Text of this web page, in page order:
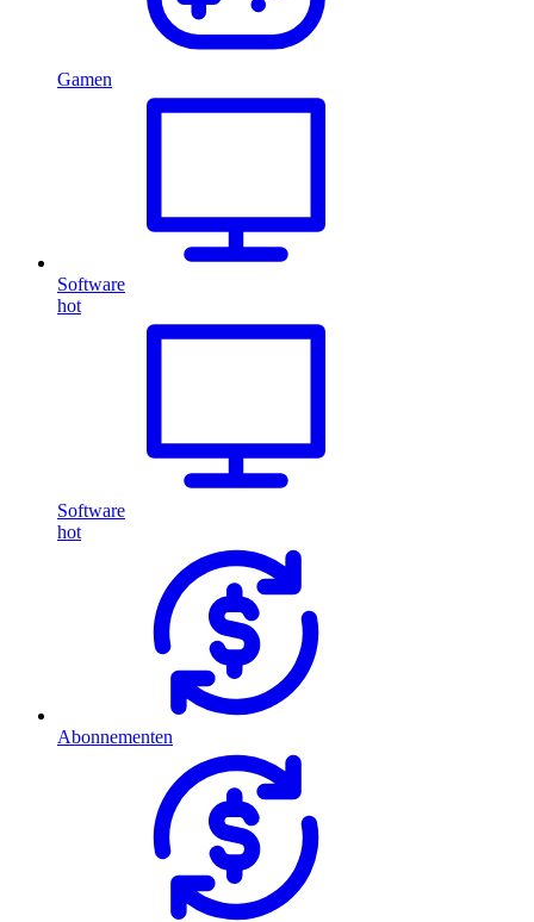
Gamen
Software
hot
Software
hot
Abonnementen